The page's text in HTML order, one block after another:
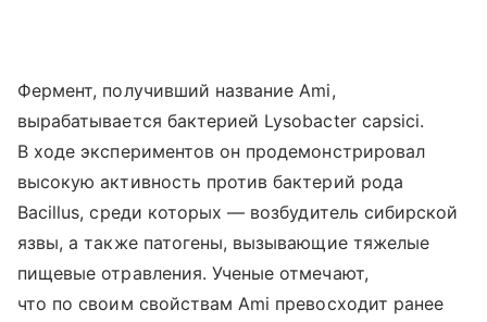
Фермент, получивший название Ami,
вырабатывается бактерией Lysobacter capsici.
В ходе экспериментов он продемонстрировал
высокую активность против бактерий рода
Bacillus, среди которых — возбудитель сибирской
язвы, а также патогены, вызывающие тяжелые
пищевые отравления. Ученые отмечают,
что по своим свойствам Ami превосходит ранее